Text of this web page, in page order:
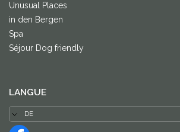
Unusual Places
in den Bergen
Spa
Séjour Dog friendly
LANGUE